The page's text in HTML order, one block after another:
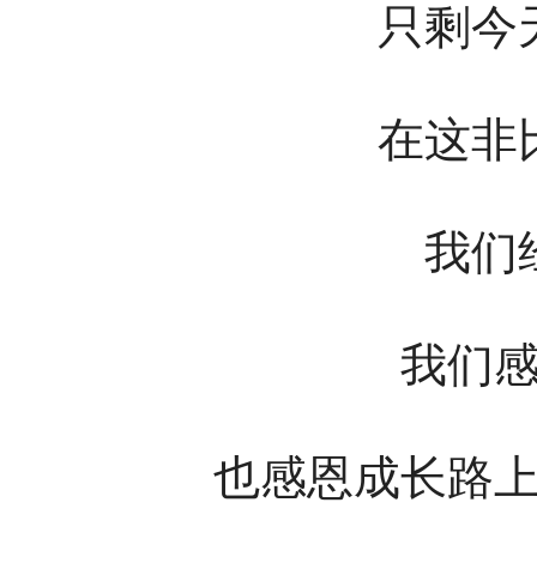
只剩今
在这非
我们
我们
也感恩成长路